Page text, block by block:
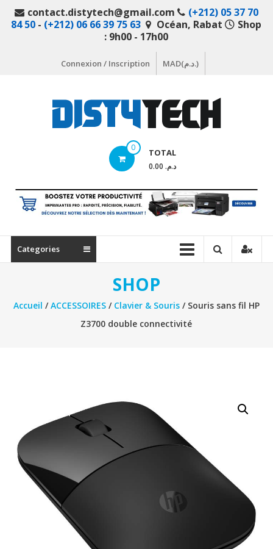
contact.distytech@gmail.com
(+212) 05 37 70
84 50 - (+212) 06 66 39 75 63 Océan, Rabat
Shop
: 9h00 - 17h00
Connexion / Inscription MAD(د.م.)
en
ligne
matériel
informatique
0 TOTAL
د.م. 0.00
Categories
SHOP
Accueil /ACCESSOIRES/ Clavier & Souris/ Souris sans fil HP
Z3700 double connectivité